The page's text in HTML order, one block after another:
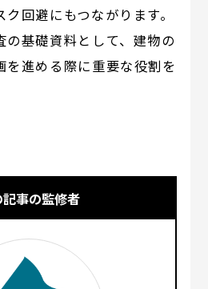
回避にもつながります。
の基礎資料として、建物の
を進める際に重要な役割を
記事の監修者